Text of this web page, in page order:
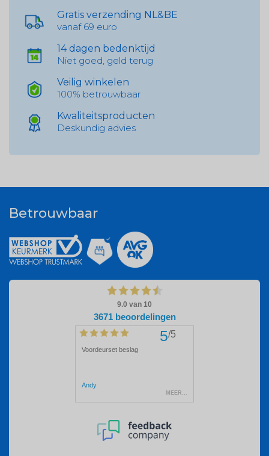
Gratis verzending NL&BE
vanaf 69 euro
14 dagen bedenktijd
Niet goed, geld terug
Veilig winkelen
100% betrouwbaar
Kwaliteitsproducten
Deskundig advies
Betrouwbaar